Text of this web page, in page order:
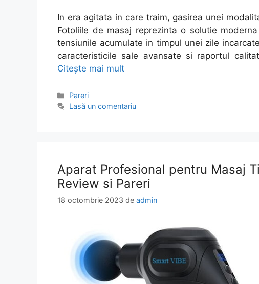
In era agitata in care traim, gasirea unei
Fotoliile de masaj reprezinta o solutie
tensiunile acumulate in timpul unei zile
caracteristicile sale avansate si raportul
Citește mai mult
Categorii
Pareri
Lasă un comentariu
Aparat Profesional pentru Masaj
Review si Pareri
18 octombrie 2023 de admin